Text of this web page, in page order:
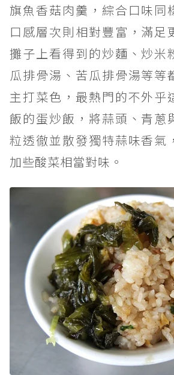
旗魚香菇肉羹，綜合口味同
口感層次則相對豐富，滿足
攤子上看得到的炒麵、炒米
瓜排骨湯、苦瓜排骨湯等等
主打菜色，最熱門的不外乎
飯的蛋炒飯，將蒜頭、青蔥
粒透徹並散發獨特蒜味香氣
加些酸菜相當對味。